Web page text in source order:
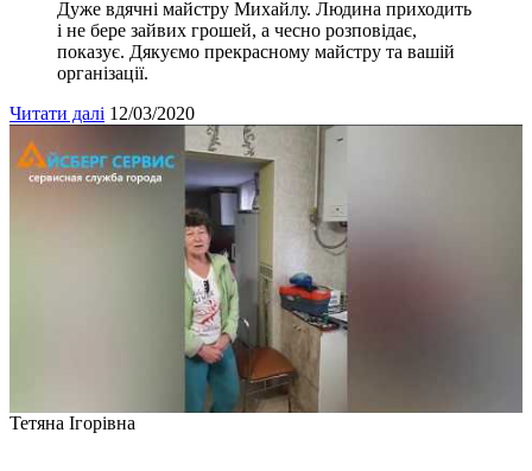
Дуже вдячні майстру Михайлу. Людина приходить
і не бере зайвих грошей, а чесно розповідає,
показує. Дякуємо прекрасному майстру та вашій
організації.
Читати далі 12/03/2020
Тетяна Ігорівна